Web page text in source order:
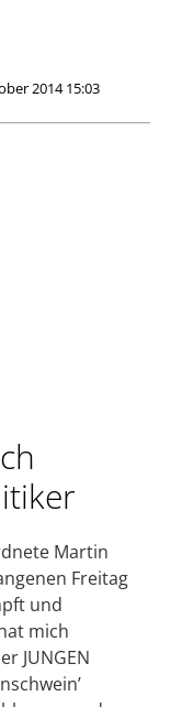
2014 15:03
Martin
Freitag
und
mich
JUNGEN